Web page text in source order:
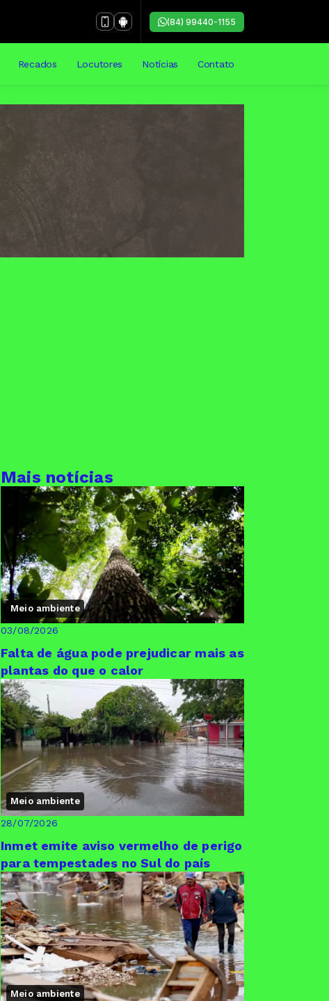
(84) 99440-1155
Recados Locutores Notícias Contato
Mais notícias
Meio ambiente
03/08/2026
Falta de água pode prejudicar mais as
plantas do que o calor
Meio ambiente
28/07/2026
Inmet emite aviso vermelho de perigo
para tempestades no Sul do país
Meio ambiente